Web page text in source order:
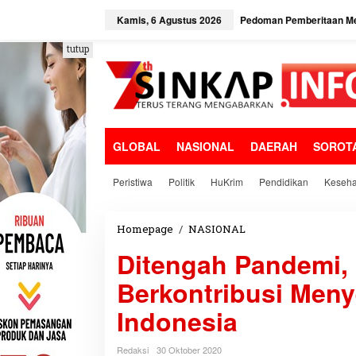
e
k
o
n
t
e
n
Kamis, 6 Agustus 2026 Pedoman Pemberitaan
GLOBAL NASIONAL DAERAH
Peristiwa Politik HuKrim Pendidikan
tutup
Homepage / NASIONAL
t
e
n
g
Ditengah
Berkontribusi
Indonesia
Redaksi
30 Oktober 2020